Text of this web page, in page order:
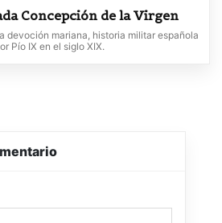
Concepción de la Virgen
devoción mariana, historia militar española
Pío IX en el siglo XIX.